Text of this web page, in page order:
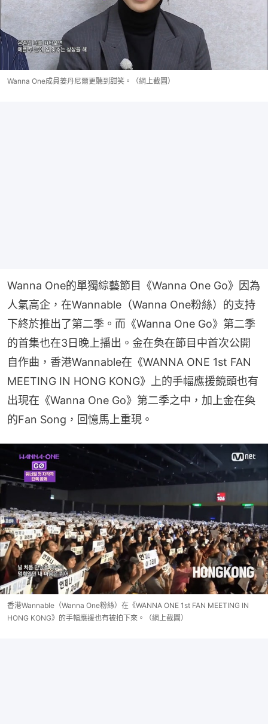
Wanna One成員姜丹尼爾更聽到甜笑。（網上截圖）
Wanna One的單獨綜藝節目《Wanna One Go》因為
人氣高企，在Wannable（Wanna One粉絲）的支持
下終於推出了第二季。而《Wanna One Go》第二季
的首集也在3日晚上播出。金在奐在節目中首次公開
自作曲，香港Wannable在《WANNA ONE 1st FAN
MEETING IN HONG KONG》上的手幅應援鏡頭也有
出現在《Wanna One Go》第二季之中，加上金在奐
的Fan Song，回憶馬上重現。
香港Wannable（Wanna One粉絲）在《WANNA ONE 1st FAN MEETING IN
HONG KONG》的手幅應援也有被拍下來。（網上截圖）